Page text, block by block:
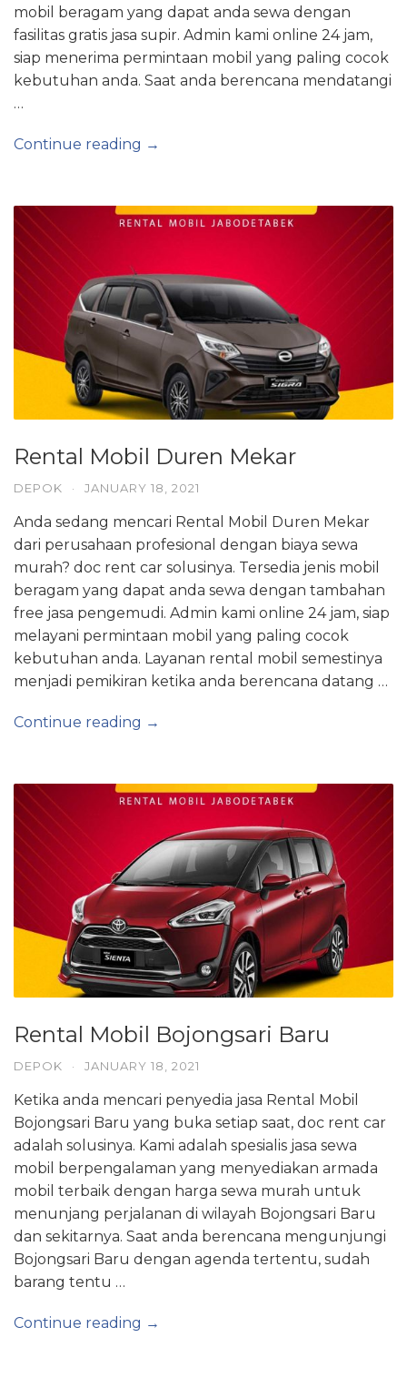
mobil beragam yang dapat anda sewa dengan
fasilitas gratis jasa supir. Admin kami online 24 jam,
siap menerima permintaan mobil yang paling cocok
kebutuhan anda. Saat anda berencana mendatangi
…
Continue reading →
Rental Mobil Duren Mekar
DEPOK · JANUARY 18, 2021
Anda sedang mencari Rental Mobil Duren Mekar
dari perusahaan profesional dengan biaya sewa
murah? doc rent car solusinya. Tersedia jenis mobil
beragam yang dapat anda sewa dengan tambahan
free jasa pengemudi. Admin kami online 24 jam, siap
melayani permintaan mobil yang paling cocok
kebutuhan anda. Layanan rental mobil semestinya
menjadi pemikiran ketika anda berencana datang …
Continue reading →
Rental Mobil Bojongsari Baru
DEPOK · JANUARY 18, 2021
Ketika anda mencari penyedia jasa Rental Mobil
Bojongsari Baru yang buka setiap saat, doc rent car
adalah solusinya. Kami adalah spesialis jasa sewa
mobil berpengalaman yang menyediakan armada
mobil terbaik dengan harga sewa murah untuk
menunjang perjalanan di wilayah Bojongsari Baru
dan sekitarnya. Saat anda berencana mengunjungi
Bojongsari Baru dengan agenda tertentu, sudah
barang tentu …
Continue reading →